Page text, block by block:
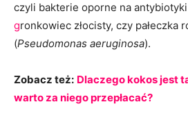
czyli bakterie oporne na
gronkowiec złocisty, czy pałeczka
(Pseudomonas aeruginosa).
Zobacz też: Dlaczego kokos jest
warto za niego przepłacać?